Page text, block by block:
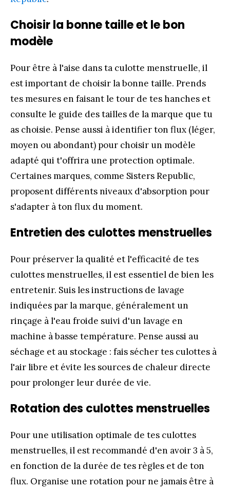
Choisir la bonne taille et le bon
modèle
Pour être à l'aise dans ta culotte menstruelle, il
est important de choisir la bonne taille. Prends
tes mesures en faisant le tour de tes hanches et
consulte le guide des tailles de la marque que tu
as choisie. Pense aussi à identifier ton flux (léger,
moyen ou abondant) pour choisir un modèle
adapté qui t'offrira une protection optimale.
Certaines marques, comme Sisters Republic,
proposent différents niveaux d'absorption pour
s'adapter à ton flux du moment.
Entretien des culottes menstruelles
Pour préserver la qualité et l'efficacité de tes
culottes menstruelles, il est essentiel de bien les
entretenir. Suis les instructions de lavage
indiquées par la marque, généralement un
rinçage à l'eau froide suivi d'un lavage en
machine à basse température. Pense aussi au
séchage et au stockage : fais sécher tes culottes à
l'air libre et évite les sources de chaleur directe
pour prolonger leur durée de vie.
Rotation des culottes menstruelles
Pour une utilisation optimale de tes culottes
menstruelles, il est recommandé d'en avoir 3 à 5,
en fonction de la durée de tes règles et de ton
flux. Organise une rotation pour ne jamais être à